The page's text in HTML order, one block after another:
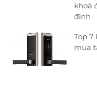
khoá
đình
Top
mua